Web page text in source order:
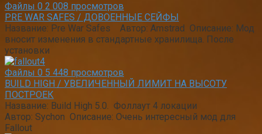
Файлы 0 2 008 просмотров
PRE WAR SAFES / ДОВОЕННЫЕ СЕЙФЫ
Название: Pre War Safes Автор: Amstrad Описание: Мод
вносит изменения в стандартные хранилища. После
установки
Файлы 0 5 448 просмотров
BUILD HIGH / УВЕЛИЧЕННЫЙ ЛИМИТ НА ВЫСОТУ
ПОСТРОЕК
Название: Build High 5.0. Фоллаут 4 локации
Автор: Sychon Описание: Очень интересный мод для
Fallout